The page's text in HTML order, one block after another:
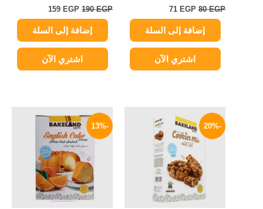
80EGP
71 EGP
إضافة إلى السلة
اشتري الآن
190EGP
159 EGP
إضافة إلى السلة
اشتري الآن
-20%
الأصلي
هو:
59 EGP.
الحالي
هو:
47 EGP.
-13%
الأصلي
هو:
55 EGP.
الحالي
هو:
48 EGP.